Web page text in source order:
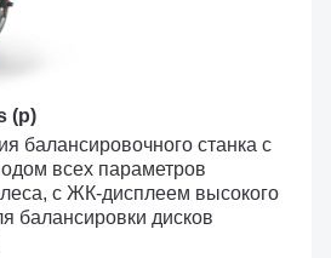
(p)
балансировочного станка с
всех параметров
с ЖК-дисплеем высокого
балансировки дисков